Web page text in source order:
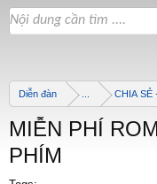
Diễn đàn CHIA SẺ
MIỄN PHÍ
PHÍM